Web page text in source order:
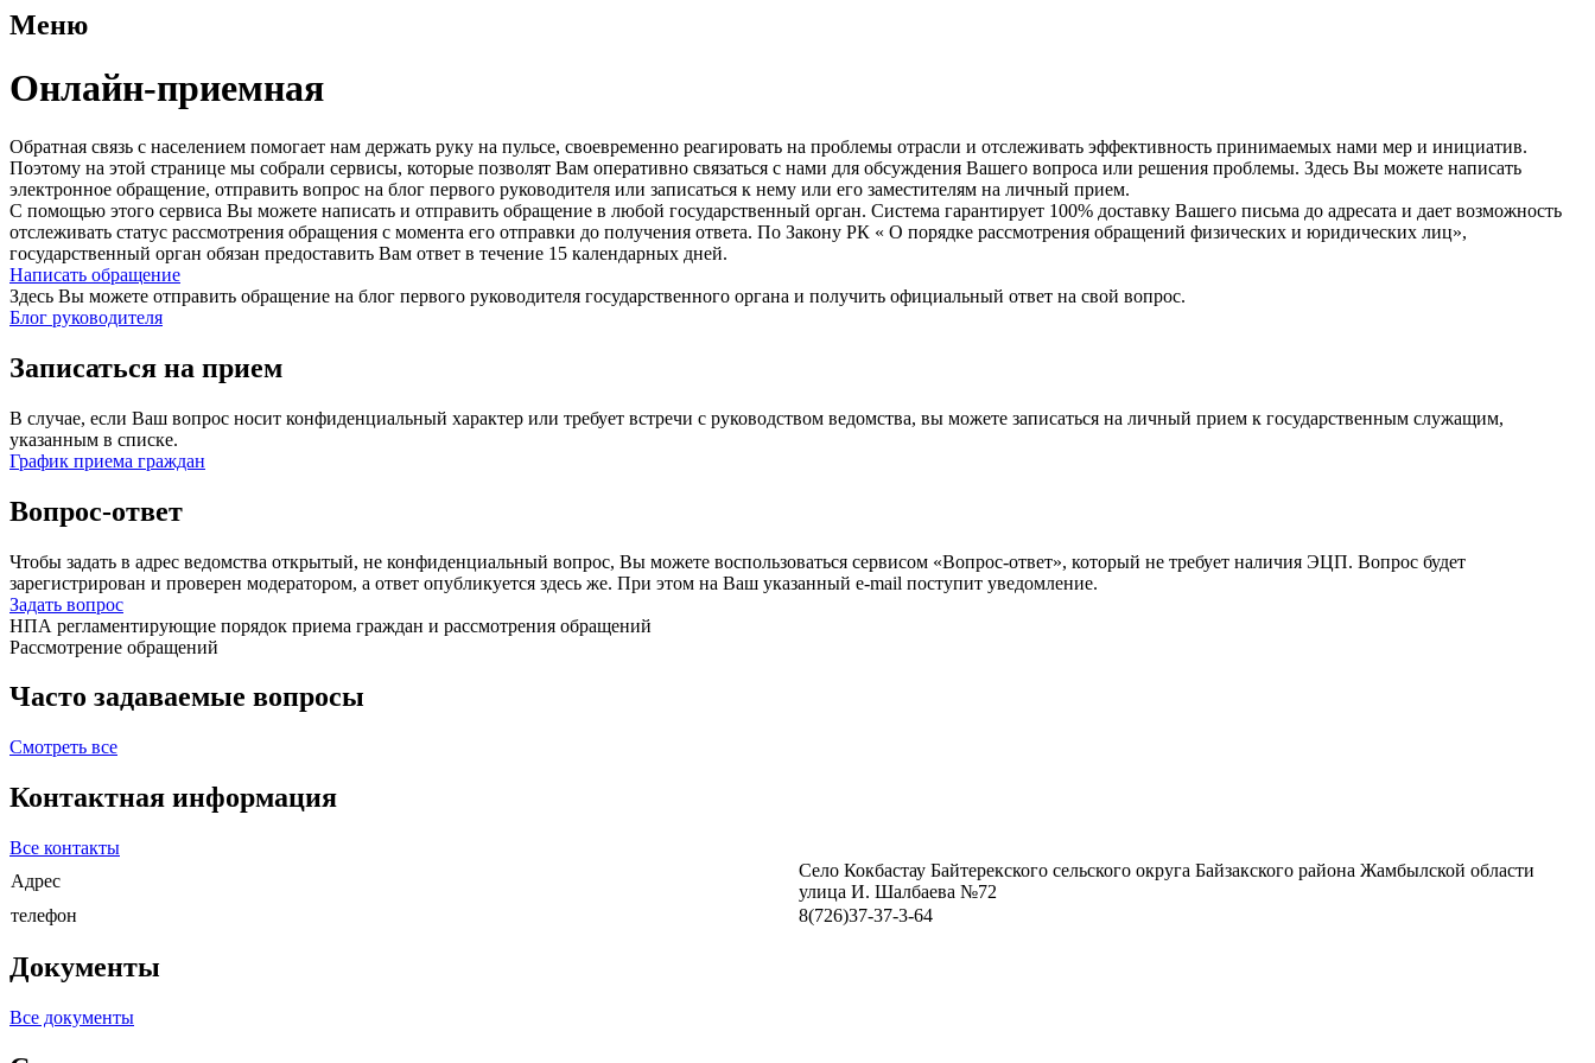
Меню
Онлайн-приемная
Обратная связь с населением помогает нам держать руку на пульсе, своевременно реагировать на проблемы отрасли и отслеживать эффективность принимаемых нами мер и инициатив.
Поэтому на этой странице мы собрали сервисы, которые позволят Вам оперативно связаться с нами для обсуждения Вашего вопроса или решения проблемы. Здесь Вы можете написать
электронное обращение, отправить вопрос на блог первого руководителя или записаться к нему или его заместителям на личный прием.
С помощью этого сервиса Вы можете написать и отправить обращение в любой государственный орган. Система гарантирует 100% доставку Вашего письма до адресата и дает возможность
отслеживать статус рассмотрения обращения с момента его отправки до получения ответа. По Закону РК « О порядке рассмотрения обращений физических и юридических лиц»,
государственный орган обязан предоставить Вам ответ в течение 15 календарных дней.
Написать обращение
Здесь Вы можете отправить обращение на блог первого руководителя государственного органа и получить официальный ответ на свой вопрос.
Блог руководителя
Записаться на прием
В случае, если Ваш вопрос носит конфиденциальный характер или требует встречи с руководством ведомства, вы можете записаться на личный прием к государственным служащим,
указанным в списке.
График приема граждан
Вопрос-ответ
Чтобы задать в адрес ведомства открытый, не конфиденциальный вопрос, Вы можете воспользоваться сервисом «Вопрос-ответ», который не требует наличия ЭЦП. Вопрос будет
зарегистрирован и проверен модератором, а ответ опубликуется здесь же. При этом на Ваш указанный e-mail поступит уведомление.
Задать вопрос
НПА регламентирующие порядок приема граждан и рассмотрения обращений
Рассмотрение обращений
Часто задаваемые вопросы
Смотреть все
Контактная информация
Все контакты
Адрес
Село Кокбастау Байтерекского сельского округа Байзакского района Жамбылской области
улица И. Шалбаева №72
телефон
8(726)37-37-3-64
Документы
Все документы